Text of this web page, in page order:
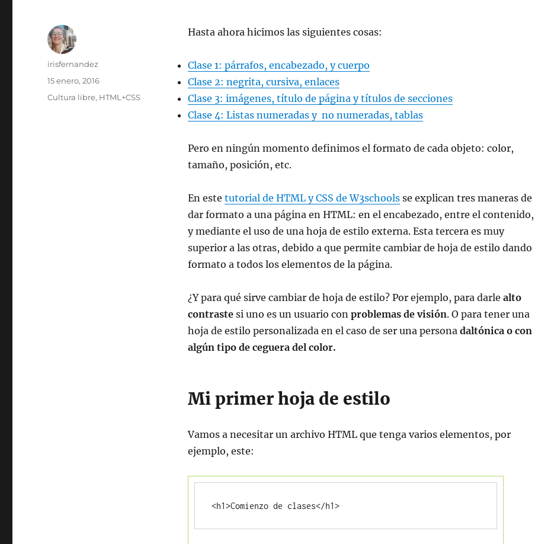
Hasta ahora hicimos las siguientes cosas:
Clase 1: párrafos, encabezado, y cuerpo
Clase 2: negrita, cursiva, enlaces
Clase 3: imágenes, título de página y títulos de secciones
Clase 4: Listas numeradas y no numeradas, tablas
Pero en ningún momento definimos el formato de cada objeto: color,
tamaño, posición, etc.
En este tutorial de HTML y CSS de W3schoolsse explican tres maneras de
dar formato a una página en HTML: en el encabezado, entre el contenido,
y mediante el uso de una hoja de estilo externa. Esta tercera es muy
superior a las otras, debido a que permite cambiar de hoja de estilo dando
formato a todos los elementos de la página.
¿Y para qué sirve cambiar de hoja de estilo? Por ejemplo, para darle alto
contrastesi uno es un usuario con problemas de visión. O para tener una
hoja de estilo personalizada en el caso de ser una persona daltónica o con
algún tipo de ceguera del color.
Mi primer hoja de estilo
Vamos a necesitar un archivo HTML que tenga varios elementos, por
ejemplo, este:
<h1>Comienzo de clases</h1>
Autor
irisfernandez
Publicado
15 enero, 2016
Categorías
Cultura libre, HTML+CSS